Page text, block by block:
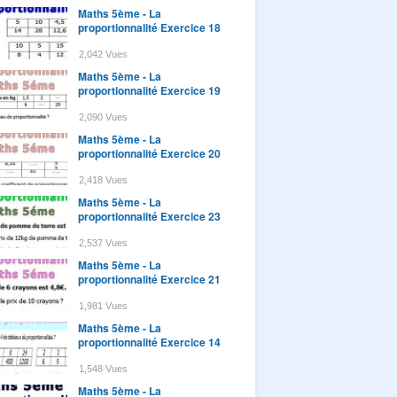
Maths 5ème - La
proportionnalité Exercice 18
2,042 Vues
Maths 5ème - La
proportionnalité Exercice 19
2,090 Vues
Maths 5ème - La
proportionnalité Exercice 20
2,418 Vues
Maths 5ème - La
proportionnalité Exercice 23
2,537 Vues
Maths 5ème - La
proportionnalité Exercice 21
1,981 Vues
Maths 5ème - La
proportionnalité Exercice 14
1,548 Vues
Maths 5ème - La